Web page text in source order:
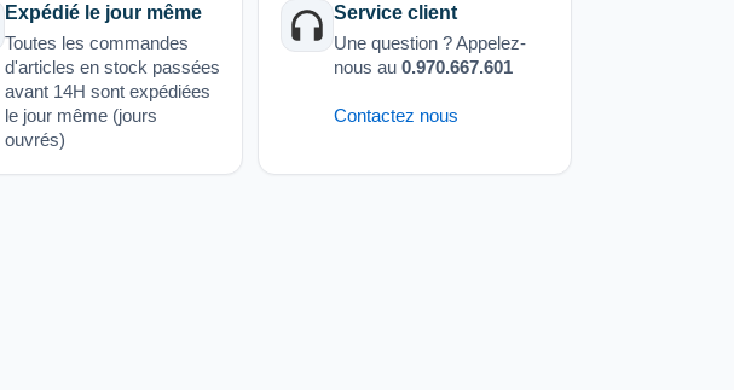
Expédié le jour même
Toutes les commandes
d'articles en stock passées
avant 14H sont expédiées
le jour même (jours
ouvrés)
Service client
Une question ? Appelez-
nous au 0.970.667.601
Contactez nous